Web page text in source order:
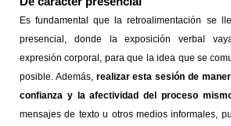
Es fundamental que la retroalimentación se
presencial, donde la exposición verbal
expresión corporal, para que la idea que se
posible. Además, realizar esta sesión de
confianza y la afectividad del proceso
mensajes de texto u otros medios informales,